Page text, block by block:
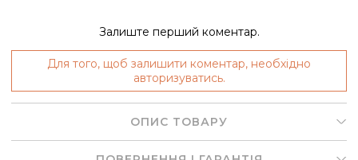
Залиште перший коментар.
Для того, щоб залишити коментар, необхідно
авторизуватись.
ОПИС ТОВАРУ